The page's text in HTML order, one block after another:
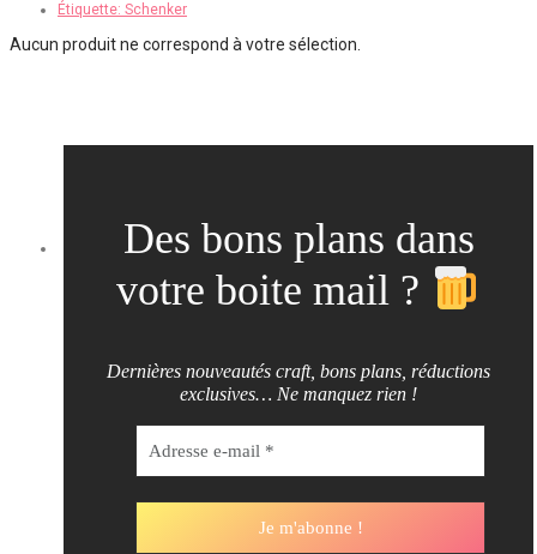
Étiquette: Schenker
Aucun produit ne correspond à votre sélection.
Des bons plans dans
votre boite mail ?
Dernières nouveautés craft, bons plans, réductions
exclusives… Ne manquez rien !